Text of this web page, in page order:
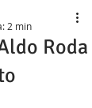
Roda
2 min